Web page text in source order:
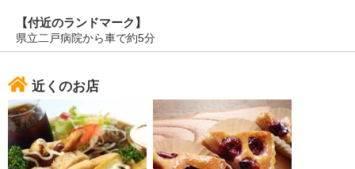
【付近のランドマーク】
県立二戸病院から車で約5分
近くのお店